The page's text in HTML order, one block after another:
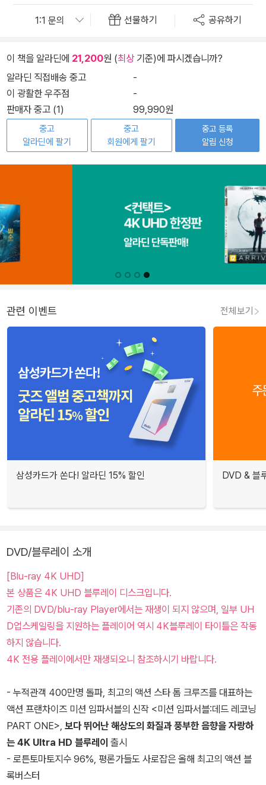
선물하기 공유하기
이 책을 알라딘에 21,200원 (최상기준)에 파시겠습니까?
알라딘 직접배송 중고
-
이 광활한 우주점
-
판매자 중고 (1)
99,990원
중고
알라딘에 팔기
중고
회원에게 팔기
중고 등록
알림 신청
관련 이벤트 전체보기
삼성카드가 쏜다! 알라딘 15% 할인 DVD & 블
DVD/블루레이 소개
[Blu-ray 4K UHD]
본 상품은 4K UHD 블루레이 디스크입니다.
기존의 DVD/blu-ray Player에서는 재생이 되지 않으며, 일부 UH
D업스케일링을 지원하는 플레이어 역시 4K블루레이 타이틀은 작동
하지 않습니다.
4K 전용 플레이에서만 재생되오니 참조하시기 바랍니다.
- 누적관객 400만명 돌파, 최고의 액션 스타 톰 크루즈를 대표하는
액션 프랜차이즈 미션 임파서블의 신작 <미션 임파서블:데드 레코닝
PART ONE>, 보다 뛰어난 해상도의 화질과 풍부한 음향을 자랑하
는 4K Ultra HD 블루레이 출시
- 로튼토마토지수 96%, 평론가들도 사로잡은 올해 최고의 액션 블
록버스터